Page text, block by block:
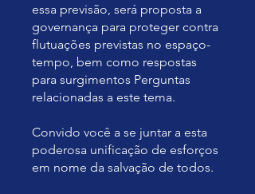
essa previsão, será proposta a
governança para proteger contra
flutuações previstas no espaço-
tempo, bem como respostas
para surgimentos Perguntas
relacionadas a este tema.
Convido você a se juntar a esta
poderosa unificação de esforços
em nome da salvação de todos.